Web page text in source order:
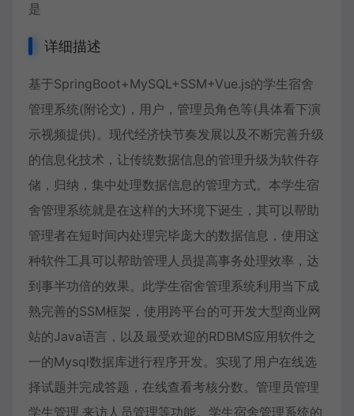
是
详细描述
基于SpringBoot+MySQL+SSM+Vue.js的学生宿舍
管理系统(附论文)，用户，管理员角色等(具体看下演
示视频提供)。现代经济快节奏发展以及不断完善升级
的信息化技术，让传统数据信息的管理升级为软件存
储，归纳，集中处理数据信息的管理方式。本学生宿
舍管理系统就是在这样的大环境下诞生，其可以帮助
管理者在短时间内处理完毕庞大的数据信息，使用这
种软件工具可以帮助管理人员提高事务处理效率，达
到事半功倍的效果。此学生宿舍管理系统利用当下成
熟完善的SSM框架，使用跨平台的可开发大型商业网
站的Java语言，以及最受欢迎的RDBMS应用软件之
一的Mysql数据库进行程序开发。实现了用户在线选
择试题并完成答题，在线查看考核分数。管理员管理
学生管理,来访人员管理等功能。学生宿舍管理系统的